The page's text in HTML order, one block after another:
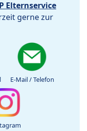
Elternservice
gerne zur
E-Mail / Telefon